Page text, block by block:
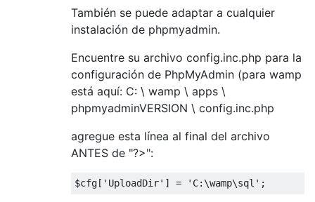
También se puede adaptar a cualquier
instalación de phpmyadmin.
Encuentre su archivo config.inc.php para la
configuración de PhpMyAdmin (para wamp
está aquí: C: \ wamp \ apps \
phpmyadminVERSION \ config.inc.php
agregue esta línea al final del archivo
ANTES de "?>":
$cfg[ 'UploadDir' ] = 'C:\wamp\sql' ;